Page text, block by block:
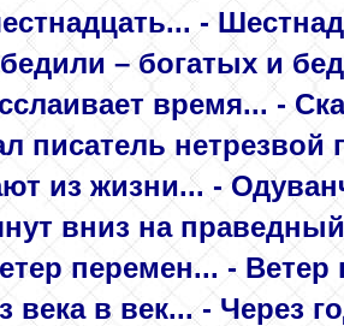
-
– богатых и
время... -
писатель нетрезвой
из жизни... -
вниз на
перемен... - Ветер
века в век... - Через